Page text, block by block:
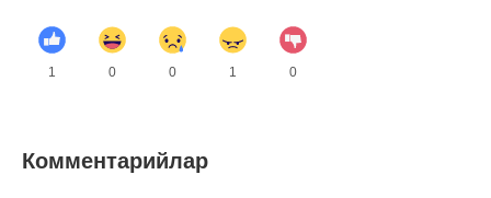
1 0 0 1 0
Комментарийлар